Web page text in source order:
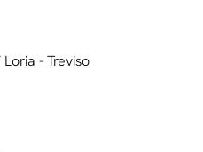
- Treviso